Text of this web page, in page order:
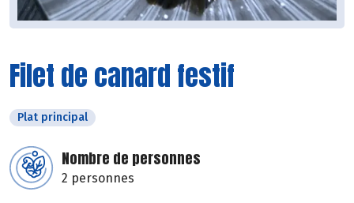
Filet de canard festif
Plat principal
Nombre de personnes
2 personnes